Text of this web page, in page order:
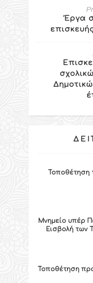
Έργα
Τοποθέτηση
Μνημείο υπέρ
Εισβολή των
Τοποθέτηση